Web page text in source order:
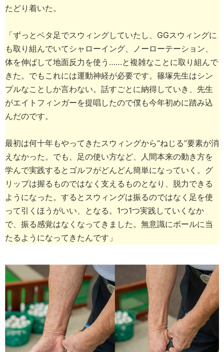
たどり着いた。
「ずっとベタ足でスウィングしていたし、GGスウィングに
も取り組んでいてシャローイング、ノーローテーション、
体を伸ばして地面反力を使う……と複雑なことに取り組んで
きた。でもこれには運動神経が必要です。篠塚先生はシン
プルなことしか言わない。話すごとに納得していき、先生
がエイトフィンガーを提唱したので僕も今年初めに踏み込
んだのです。
最初は何十年もやってきたスウィングから“ねじる”要素が消
えなかった。でも、足の使い方など、人間本来の動き方を
学んで実践するとゴルフがどんどん簡単になっていく。グ
リップは握るものではなく支えるものとなり、脱力できる
ようになった。するとスウィングは振るのではなく足を使
って引くほうがいい、となる。1つ1つ実践していくなか
で、振る感覚はなくなってきました。無意識にボールに当
たるようになってきたんです」